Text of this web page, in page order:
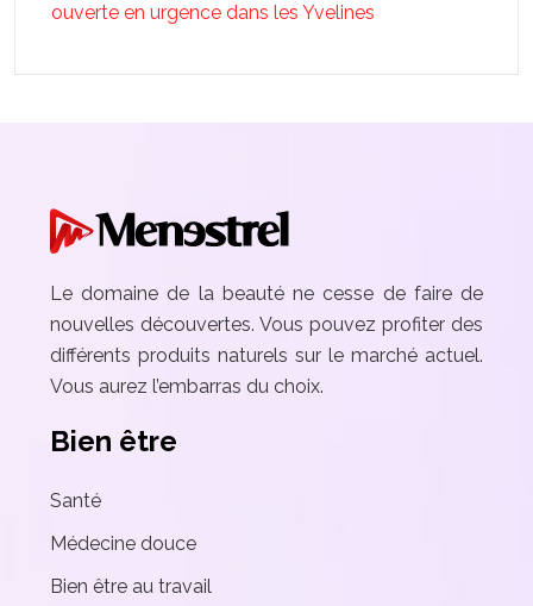
ouverte en urgence dans les Yvelines
Le domaine de la beauté ne cesse de faire de
nouvelles découvertes. Vous pouvez profiter des
différents produits naturels sur le marché actuel.
Vous aurez l’embarras du choix.
Bien être
Santé
Médecine douce
Bien être au travail